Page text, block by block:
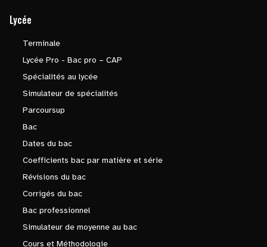
Lycée
Terminale
Lycée Pro - Bac pro – CAP
Spécialités au lycée
Simulateur de spécialités
Parcoursup
Bac
Dates du bac
Coefficients bac par matière et série
Révisions du bac
Corrigés du bac
Bac professionnel
Simulateur de moyenne au bac
Cours et Méthodologie